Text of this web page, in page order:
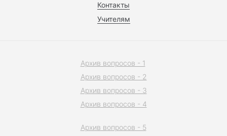
Контакты
Учителям
Архив вопросов - 1
Архив вопросов - 2
Архив вопросов - 3
Архив вопросов - 4
Архив вопросов - 5